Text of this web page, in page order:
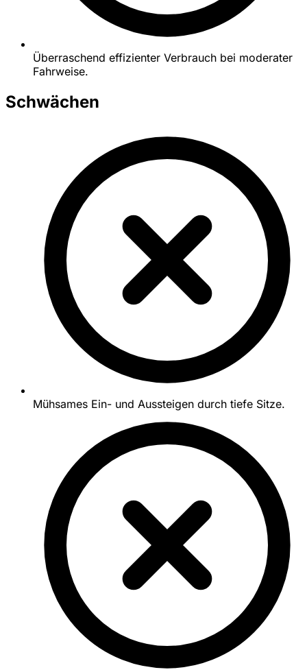
Überraschend effizienter Verbrauch bei moderater
Fahrweise.
Schwächen
Mühsames Ein- und Aussteigen durch tiefe Sitze.